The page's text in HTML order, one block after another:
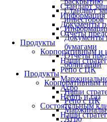
Стандарт
Информация
Документы
Отчеты
Продукты
Корпоративным и
Наши
Репо с ЦК
Агро
Нефть и газ
Состоятельным
Наши
Стандарт
инвесторов
Документы
бумагами
Отчеты
облигаций
Продукты
Корпоративным
Наши
Репо с ЦК
Агро